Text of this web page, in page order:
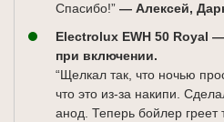
Спасибо!” — Алексей,
Electrolux EWH 50 Royal
при включении.
“Щелкал так, что ночью
что это из-за накипи.
анод. Теперь бойлер греет